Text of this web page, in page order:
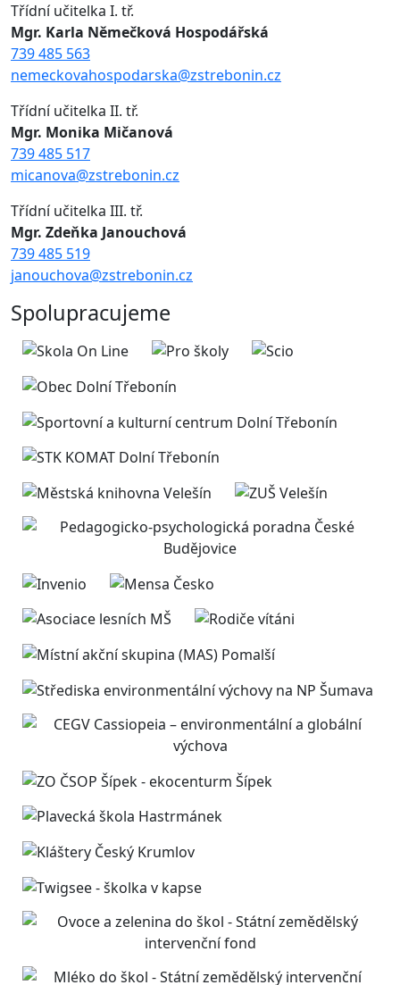
Třídní učitelka I. tř.
Mgr. Karla Němečková Hospodářská
739 485 563
nemeckovahospodarska@zstrebonin.cz
Třídní učitelka II. tř.
Mgr. Monika Mičanová
739 485 517
micanova@zstrebonin.cz
Třídní učitelka III. tř.
Mgr. Zdeňka Janouchová
739 485 519
janouchova@zstrebonin.cz
Spolupracujeme